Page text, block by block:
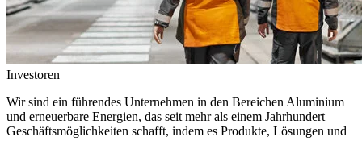
Investoren
Wir sind ein führendes Unternehmen in den Bereichen Aluminium
und erneuerbare Energien, das seit mehr als einem Jahrhundert
Geschäftsmöglichkeiten schafft, indem es Produkte, Lösungen und